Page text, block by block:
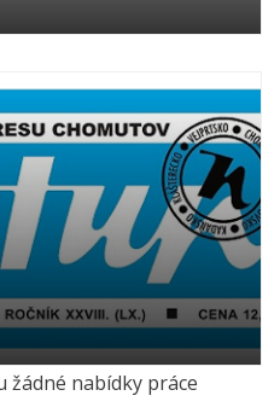
žádné nabídky práce